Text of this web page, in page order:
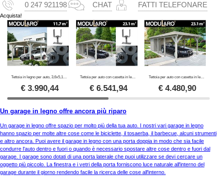
0 247 921198 CHAT FATTI TELEFONARE
Acquista!
€3.990,44 € 6.541,94
Tettoia per auto con casetta in legno, 3,6x7,62x2,32m, 23,1m², Naturale
€ 4.480,90
Un garage in legno offre ancora più riparo
Un garage in legno offre spazio per molto più della tua auto. I nostri vari garage in legno
hanno spazio per molte altre cose come le biciclette, il tosaerba, il barbecue, alcuni strumenti
e altro ancora. Puoi avere il garage in legno con una porta doppia in modo che sia facile
condurre l'auto dentro e fuori o quando è necessario spostare altre cose dentro e fuori dal
garage. I garage sono dotati di una porta laterale che puoi utilizzare se devi cercare un
oggetto più piccolo. La finestra e i vetri della porta forniscono luce naturale all'interno del
garage durante il giorno rendendo facile la ricerca delle cose all'interno.